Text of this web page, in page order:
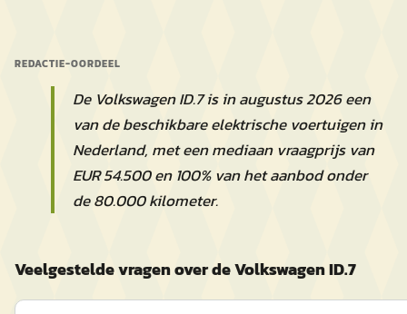
REDACTIE-OORDEEL
De Volkswagen ID.7 is in augustus 2026 een
van de beschikbare elektrische voertuigen in
Nederland, met een mediaan vraagprijs van
EUR 54.500 en 100% van het aanbod onder
de 80.000 kilometer.
Veelgestelde vragen over de Volkswagen ID.7